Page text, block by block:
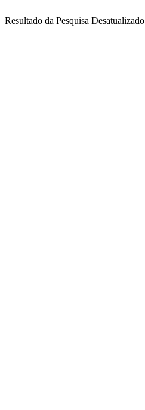
Resultado da Pesquisa Desatualizado